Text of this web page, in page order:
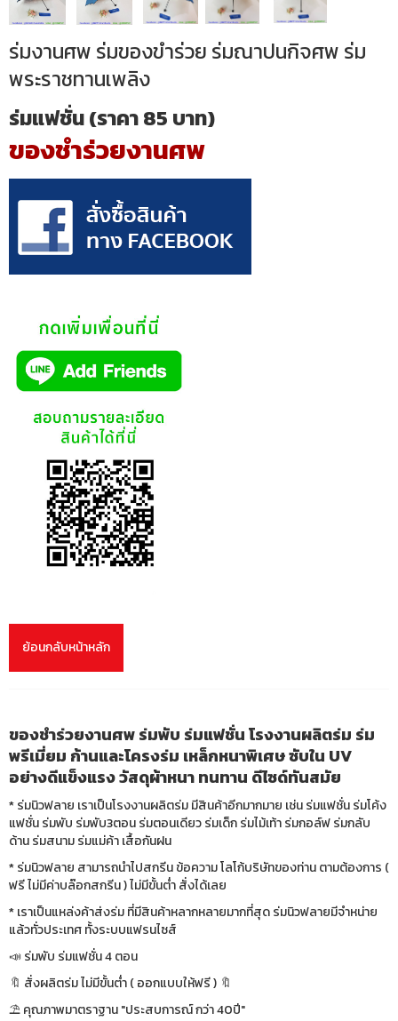
ร่มงานศพ ร่มของขำร่วย ร่มณาปนกิจศพ ร่ม
พระราชทานเพลิง
ร่มแฟชั่น (ราคา 85 บาท)
ของชำร่วยงานศพ
ย้อนกลับหน้าหลัก
ของชำร่วยงานศพ ร่มพับ ร่มแฟชั่น โรงงานผลิตร่ม ร่ม
พรีเมี่ยม ก้านและโครงร่ม เหล็กหนาพิเศษ ซับใน UV
อย่างดีแข็งแรง วัสดุผ้าหนา ทนทาน ดีไซด์ทันสมัย
* ร่มนิวฟลาย เราเป็นโรงงานผลิตร่ม มีสินค้าอีกมากมาย เช่น ร่มแฟชั่น ร่มโค้ง
แฟชั่น ร่มพับ ร่มพับ3ตอน ร่มตอนเดียว ร่มเด็ก ร่มไม้เท้า ร่มกอล์ฟ ร่มกลับ
ด้าน ร่มสนาม ร่มแม่ค้า เสื้อกันฝน
* ร่มนิวฟลาย สามารถนำไปสกรีน ข้อความ โลโก้บริษัทของท่าน ตามต้องการ (
ฟรี ไม่มีค่าบล๊อกสกรีน ) ไม่มีขั้นต่ำ สั่งได้เลย
* เราเป็นแหล่งค้าส่งร่ม ที่มีสินค้าหลากหลายมากที่สุด ร่มนิวฟลายมีจำหน่าย
แล้วทั่วประเทศ ทั้งระบบแฟรนไซส์
📣 ร่มพับ ร่มแฟชั่น 4 ตอน
🔖 สั่งผลิตร่ม ไม่มีขั้นต่ำ ( ออกแบบให้ฟรี ) 🔖
⛱ คุณภาพมาตราฐาน "ประสบการณ์ กว่า 40ปี"